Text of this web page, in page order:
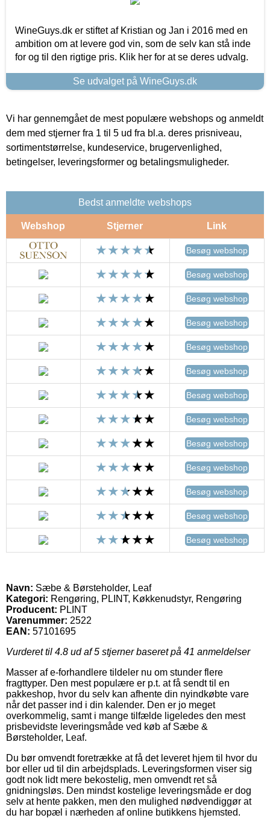
WineGuys.dk er stiftet af Kristian og Jan i 2016 med en
ambition om at levere god vin, som de selv kan stå inde
for og til den rigtige pris. Klik her for at se deres udvalg.
Se udvalget på WineGuys.dk
Vi har gennemgået de mest populære webshops og anmeldt
dem med stjerner fra 1 til 5 ud fra bl.a. deres prisniveau,
sortimentstørrelse, kundeservice, brugervenlighed,
betingelser, leveringsformer og betalingsmuligheder.
Bedst anmeldte webshops
Webshop Stjerner Link
Besøg webshop
Besøg webshop
Besøg webshop
Besøg webshop
Besøg webshop
Besøg webshop
Besøg webshop
Besøg webshop
Besøg webshop
Besøg webshop
Besøg webshop
Besøg webshop
Besøg webshop
Navn: Sæbe & Børsteholder, Leaf
Kategori: Rengøring, PLINT, Køkkenudstyr, Rengøring
Producent: PLINT
Varenummer: 2522
EAN: 57101695
Vurderet til 4.8 ud af 5 stjerner baseret på 41 anmeldelser
Masser af e-forhandlere tildeler nu om stunder flere
fragttyper. Den mest populære er p.t. at få sendt til en
pakkeshop, hvor du selv kan afhente din nyindkøbte vare
når det passer ind i din kalender. Den er jo meget
overkommelig, samt i mange tilfælde ligeledes den mest
prisbevidste leveringsmåde ved køb af Sæbe &
Børsteholder, Leaf.
Du bør omvendt foretrække at få det leveret hjem til hvor du
bor eller ud til din arbejdsplads. Leveringsformen viser sig
godt nok lidt mere bekostelig, men omvendt ret så
gnidningsløs. Den mindst kostelige leveringsmåde er dog
selv at hente pakken, men den mulighed nødvendiggør at
du har bopæl i nærheden af online butikkens hjemsted.